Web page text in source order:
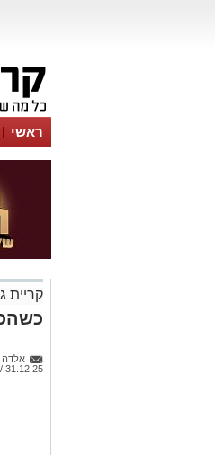
ראשי
קריית
אלדה
31.12.25 / 08:48